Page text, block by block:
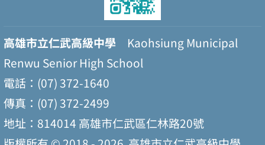
高雄市立仁武高級中學 Kaohsiung Municipal
Renwu Senior High School
電話：(07) 372-1640
傳真：(07) 372-2499
地址：814014 高雄市仁武區仁林路20號